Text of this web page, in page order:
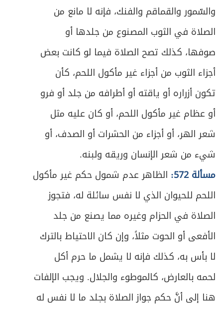
والسّمور والقماقم والفنك، فإنه لا مانع من
الصلاة في الثوب المصنوع من جلدها أو
صوفها، كذلك تصح الصلاة فيما لو كانت بعض
أجزاء الثوب من أجزاء غير مأكول اللحم، كأن
تكون أزراره أو ياقته أو أطرافه من جلد أو فرو
أو عظام غير مأكول اللحم، أو كان عليه مثل
شعر الهر، أو أجزاء من الحشرات أو الصدف، أو
شيء من شعر الإنسان وريقه ولبنه.
مسألة 572:
الظاهر عدم شمول حكم غير مأكول
اللحم للحيوان الذي لا نفس سائلة له، فتجوز
الصلاة في الحزام وغيره مما يصنع من جلد
الأفعى أو الحوت مثلاً، وإن كان الاحتياط بالترك
لا بأس به، كذلك فإنه لا يشمل ما حرم أكل
لحمه بالعارض، كالموطوء والجلال. ويجب الإلفات
هنا إلى أنَّ حكم جواز الصلاة بجلد ما لا نفس له